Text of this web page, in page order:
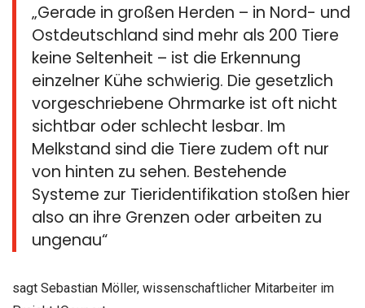
„Gerade in großen Herden – in Nord- und
Ostdeutschland sind mehr als 200 Tiere
keine Seltenheit – ist die Erkennung
einzelner Kühe schwierig. Die gesetzlich
vorgeschriebene Ohrmarke ist oft nicht
sichtbar oder schlecht lesbar. Im
Melkstand sind die Tiere zudem oft nur
von hinten zu sehen. Bestehende
Systeme zur Tieridentifikation stoßen hier
also an ihre Grenzen oder arbeiten zu
ungenau“
sagt Sebastian Möller, wissenschaftlicher Mitarbeiter im